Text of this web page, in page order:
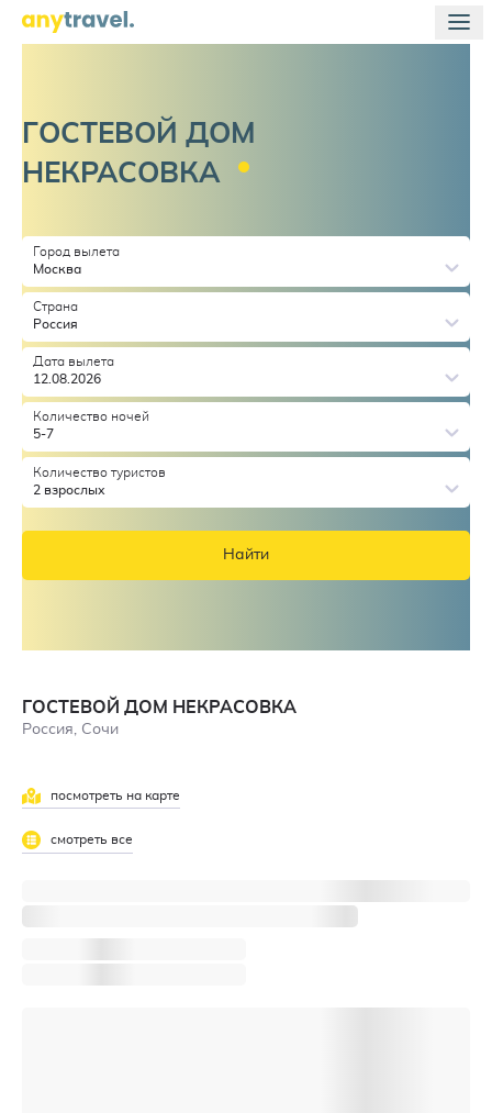
ГОСТЕВОЙ ДОМ
НЕКРАСОВКА
Город вылета
Москва
Страна
Россия
Дата вылета
12.08.2026
Количество ночей
5-7
Количество туристов
2 взрослых
Найти
ГОСТЕВОЙ ДОМ НЕКРАСОВКА
Россия, Сочи
посмотреть на карте
смотреть все